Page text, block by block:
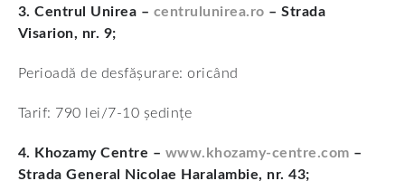
3. Centrul Unirea – centrulunirea.ro – Strada
Visarion, nr. 9;
Perioadă de desfășurare: oricând
Tarif: 790 lei/7-10 ședințe
4. Khozamy Centre – www.khozamy-centre.com –
Strada General Nicolae Haralambie, nr. 43;